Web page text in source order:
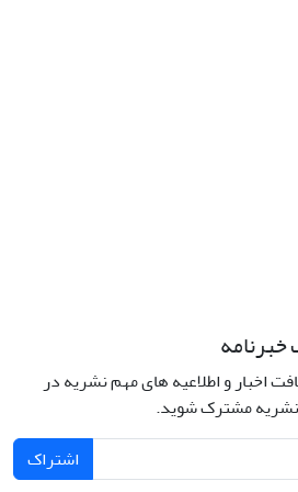
اخبار و اطلاعیه های مهم نشریه در
نشریه مشترک شوید.
اشتراک